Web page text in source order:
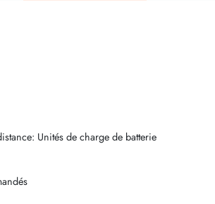
Unités de charge de batterie